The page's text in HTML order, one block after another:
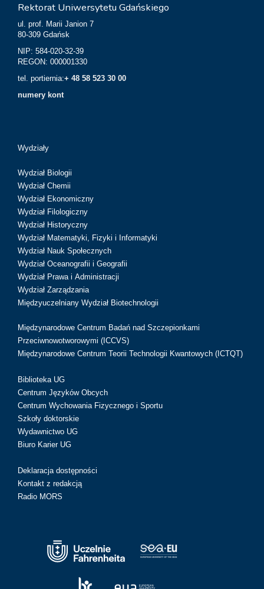
Rektorat Uniwersytetu Gdańskiego
ul. prof. Marii Janion 7
80-309 Gdańsk
NIP: 584-020-32-39
REGON: 000001330
tel. portiernia:+ 48 58 523 30 00
numery kont
Wydziały
Wydział Biologii
Wydział Chemii
Wydział Ekonomiczny
Wydział Filologiczny
Wydział Historyczny
Wydział Matematyki, Fizyki i Informatyki
Wydział Nauk Społecznych
Wydział Oceanografii i Geografii
Wydział Prawa i Administracji
Wydział Zarządzania
Międzyuczelniany Wydział Biotechnologii
Międzynarodowe Centrum Badań nad Szczepionkami
Przeciwnowotworowymi (ICCVS)
Międzynarodowe Centrum Teorii Technologii Kwantowych (ICTQT)
Biblioteka UG
Centrum Języków Obcych
Centrum Wychowania Fizycznego i Sportu
Szkoły doktorskie
Wydawnictwo UG
Biuro Karier UG
Deklaracja dostępności
Kontakt z redakcją
Radio MORS